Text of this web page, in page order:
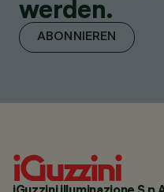
werden.
ABONNIEREN